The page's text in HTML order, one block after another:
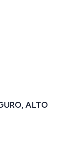
ALTO